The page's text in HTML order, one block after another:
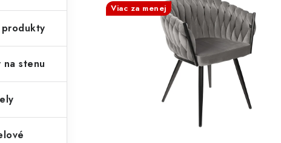
stenu
Viac za menej